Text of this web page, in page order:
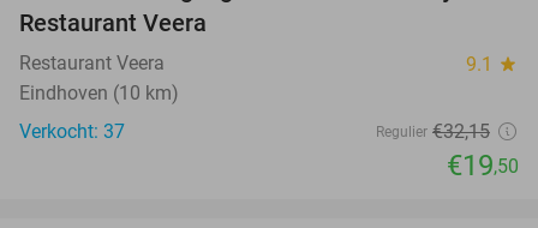
TODAY
Restaurant Veera
Restaurant Veera 9.1 star
Eindhoven (10 km)
Verkocht: 37
Regulier €32,15
€19,50